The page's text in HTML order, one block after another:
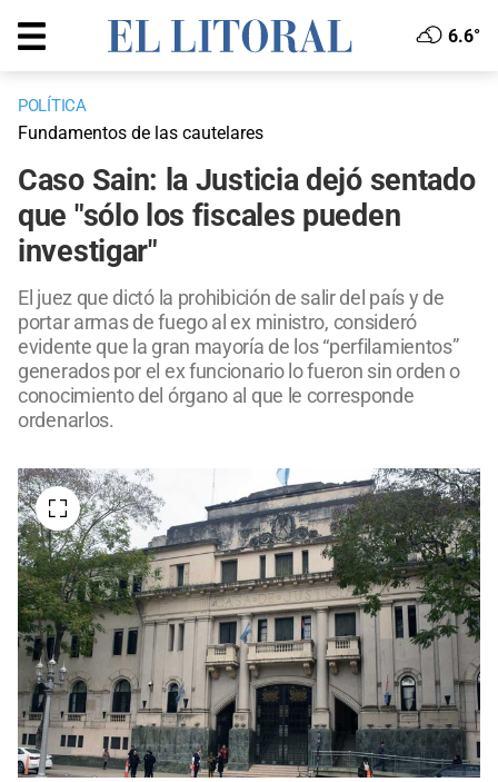
6.6°
POLÍTICA
Fundamentos de las cautelares
Caso Sain: la Justicia dejó sentado
que "sólo los fiscales pueden
investigar"
El juez que dictó la prohibición de salir del país y de
portar armas de fuego al ex ministro, consideró
evidente que la gran mayoría de los “perfilamientos”
generados por el ex funcionario lo fueron sin orden o
conocimiento del órgano al que le corresponde
ordenarlos.